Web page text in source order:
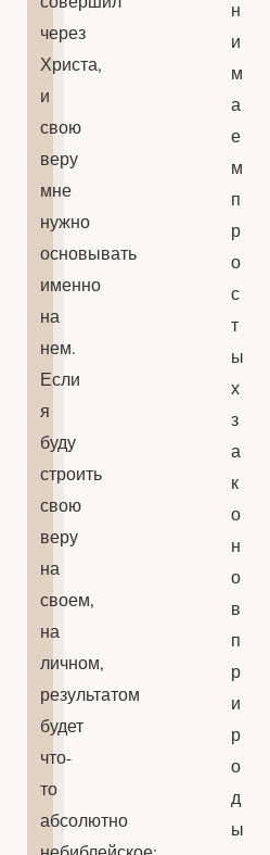
через
Христа,
и
свою
веру
мне
нужно
основывать
именно
на
нем.
Если
я
буду
строить
свою
веру
на
своем,
на
личном,
результатом
будет
что-
то
абсолютно
н
и
м
а
е
м
п
р
о
с
т
ы
х
з
а
к
о
н
о
в
п
р
и
р
о
д
ы